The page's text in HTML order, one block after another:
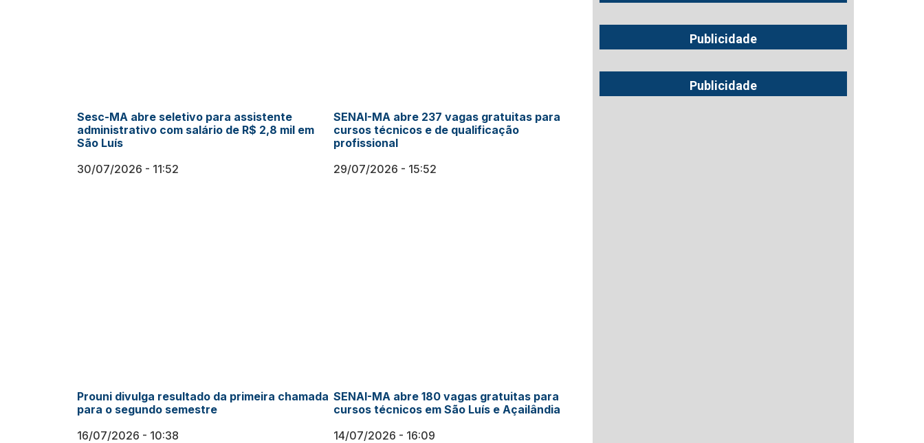
Sesc-MA abre seletivo para assistente
administrativo com salário de R$ 2,8 mil em
São Luís
30/07/2026
11:52
SENAI-MA abre 237 vagas gratuitas para
cursos técnicos e de qualificação
profissional
29/07/2026
15:52
Prouni divulga resultado da primeira chamada
para o segundo semestre
16/07/2026
10:38
SENAI-MA abre 180 vagas gratuitas para
cursos técnicos em São Luís e Açailândia
14/07/2026
16:09
Publicidade
Publicidade